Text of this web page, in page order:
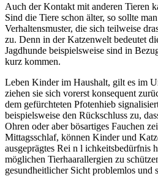
Auch der Kontakt mit anderen Tieren
Sind die Tiere schon älter, so sollte
Verhaltensmuster, die sich teilweise
zu. Denn in der Katzenwelt bedeutet
Jagdhunde beispielsweise sind in
kurz kommen.
Leben Kinder im Haushalt, gilt es im
ziehen sie sich vorerst konsequent
dem gefürchteten Pfotenhieb
beispielsweise den Rückschluss zu,
Ohren oder aber bösartiges Fauchen
Mittagsschlaf, können Kinder und
ausgeprägtes Rei n l ichkeitsbedürfnis
möglichen Tierhaarallergien zu
gesundheitlicher Sicht problemlos und